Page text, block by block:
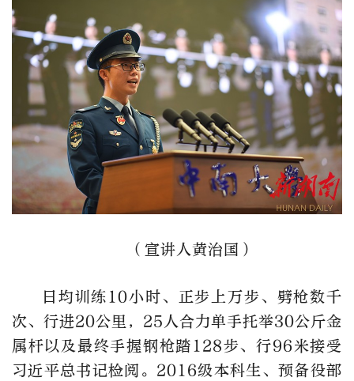
（宣讲人黄治国）
日均训练10小时、正步上万步、劈枪数千
次、行进20公里，25人合力单手托举30公斤金
属杆以及最终手握钢枪踏128步、行96米接受
习近平总书记检阅。2016级本科生、预备役部